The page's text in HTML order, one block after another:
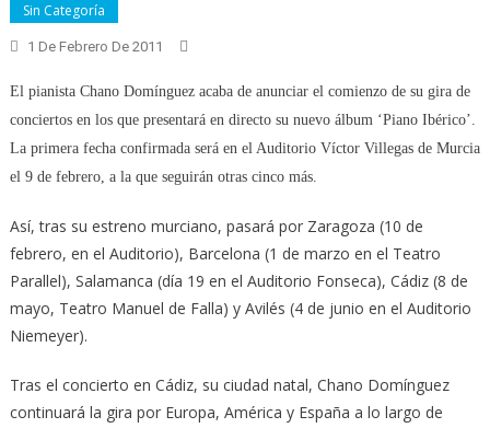
Sin Categoría
1 De Febrero De 2011
El pianista Chano Domínguez acaba de anunciar el comienzo de su gira de
conciertos en los que presentará en directo su nuevo álbum ‘Piano Ibérico’.
La primera fecha confirmada será en el Auditorio Víctor Villegas de Murcia
el 9 de febrero, a la que seguirán otras cinco más.
Así, tras su estreno murciano, pasará por Zaragoza (10 de
febrero, en el Auditorio), Barcelona (1 de marzo en el Teatro
Parallel), Salamanca (día 19 en el Auditorio Fonseca), Cádiz (8 de
mayo, Teatro Manuel de Falla) y Avilés (4 de junio en el Auditorio
Niemeyer).
Tras el concierto en Cádiz, su ciudad natal, Chano Domínguez
continuará la gira por Europa, América y España a lo largo de